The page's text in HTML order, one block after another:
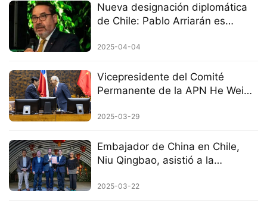
Nueva designación diplomática
de Chile: Pablo Arriarán es
2025-04-04
Vicepresidente del Comité
Permanente de la APN He Wei
reunión del Comité de Diálogo
Chile
2025-03-29
Embajador de China en Chile,
Niu Qingbao, asistió a la
Primavera 2025 en la ciudad de
2025-03-22